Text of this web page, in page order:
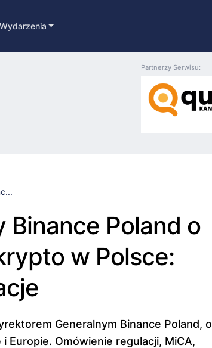
Wydarzenia
Partnerzy Serwisu:
Binance Poland o
w Polsce:
Generalnym Binance Poland, o
Europie. Omówienie regulacji, MiCA,